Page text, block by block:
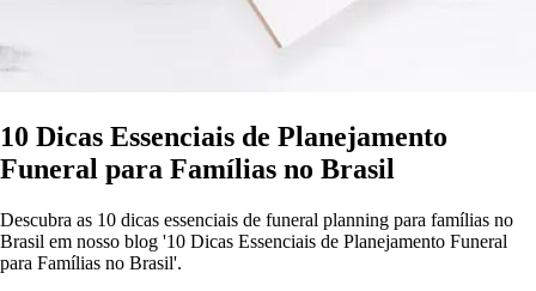
10 Dicas Essenciais de Planejamento
Funeral para Famílias no Brasil
Descubra as 10 dicas essenciais de funeral planning para famílias no
Brasil em nosso blog '10 Dicas Essenciais de Planejamento Funeral
para Famílias no Brasil'.